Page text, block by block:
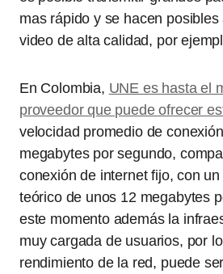
mas rápido y se hacen
video de alta calidad, por
En Colombia, UNE es hasta el
proveedor que puede ofrecer
velocidad promedio de
megabytes por segundo,
conexión de internet fijo, con
teórico de unos 12 megabytes
este momento además la
muy cargada de usuarios, por
rendimiento de la red, puede